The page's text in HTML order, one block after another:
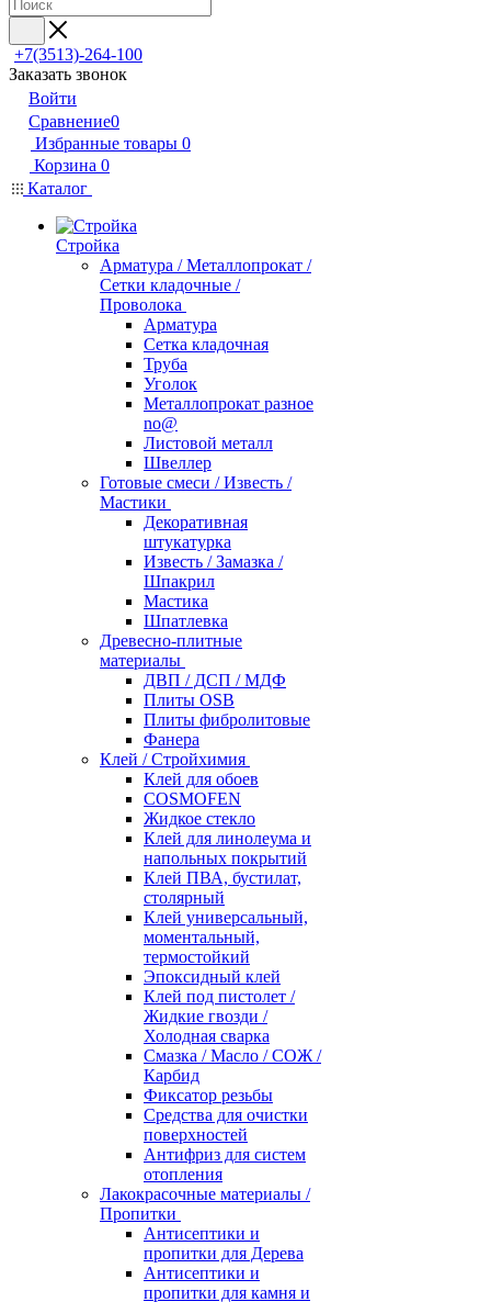
+7(3513)-264-100
Заказать звонок
Войти
Сравнение0
Избранные товары 0
Корзина 0
Каталог
Стройка
Арматура / Металлопрокат /
Сетки кладочные /
Проволока
Арматура
Сетка кладочная
Труба
Уголок
Металлопрокат разное
no@
Листовой металл
Швеллер
Готовые смеси / Известь /
Мастики
Декоративная
штукатурка
Известь / Замазка /
Шпакрил
Мастика
Шпатлевка
Древесно-плитные
материалы
ДВП / ДСП / МДФ
Плиты OSB
Плиты фибролитовые
Фанера
Клей / Стройхимия
Клей для обоев
COSMOFEN
Жидкое стекло
Клей для линолеума и
напольных покрытий
Клей ПВА, бустилат,
столярный
Клей универсальный,
моментальный,
термостойкий
Эпоксидный клей
Клей под пистолет /
Жидкие гвозди /
Холодная сварка
Смазка / Масло / СОЖ /
Карбид
Фиксатор резьбы
Средства для очистки
поверхностей
Антифриз для систем
отопления
Лакокрасочные материалы /
Пропитки
Антисептики и
пропитки для Дерева
Антисептики и
пропитки для камня и